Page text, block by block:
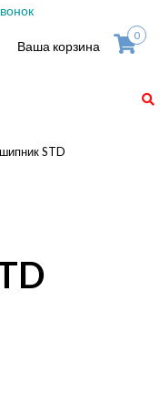
Ваша корзина
0
STD